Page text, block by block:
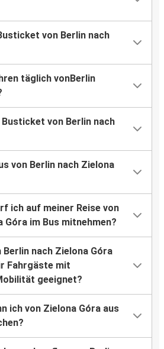
von Berlin nach
täglich vonBerlin
von Berlin nach
von Berlin nach Zielona
ich auf meiner Reise von
Góra im Bus mitnehmen?
Berlin nach Zielona Góra
Fahrgäste mit
geeignet?
ich von Zielona Góra aus